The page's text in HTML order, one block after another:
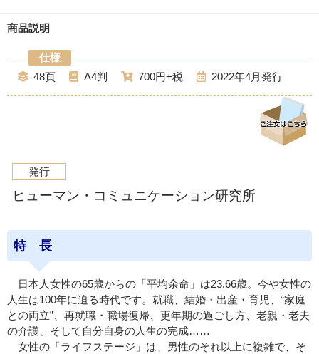
商品説明
48 A4 700 2022年4月
発行
ヒューマン・コミュニケーション研究所
特 長
日本人女性の65歳からの「平均余命」は23.66歳。今や女性の
人生は100年に迫る時代です。就職、結婚・出産・育児、“家庭
との両立”、再就職・職場復帰、更年期の過ごし方、老親・老夫
の介護、そして自分自身の人生の完成……
女性の「ライフステージ」は、男性のそれ以上に複雑で、そ